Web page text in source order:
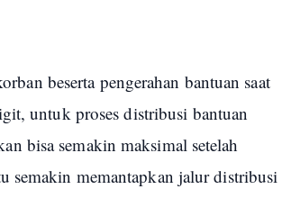
beserta pengerahan bantuan saat
untuk proses distribusi bantuan
bisa semakin maksimal setelah
semakin memantapkan jalur distribusi